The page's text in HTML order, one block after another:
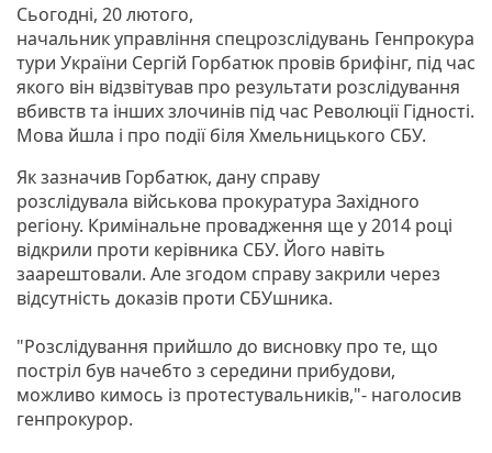
Сьогодні, 20 лютого,
начальник управління спецрозслідувань Генпрокура
тури України Сергій Горбатюк провів брифінг, під час
якого він відзвітував про результати розслідування
вбивств та інших злочинів під час Революції Гідності.
Мова йшла і про події біля Хмельницького СБУ.
Як зазначив Горбатюк, дану справу
розслідувала військова прокуратура Західного
регіону. Кримінальне провадження ще у 2014 році
відкрили проти керівника СБУ. Його навіть
заарештовали. Але згодом справу закрили через
відсутність доказів проти СБУшника.
"Розслідування прийшло до висновку про те, що
постріл був начебто з середини прибудови,
можливо кимось із протестувальників,"- наголосив
генпрокурор.